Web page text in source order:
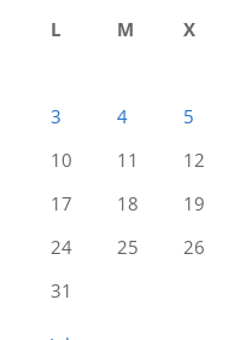
L
M X
3
4 5
10
11 12
17
18 19
24
25 26
31